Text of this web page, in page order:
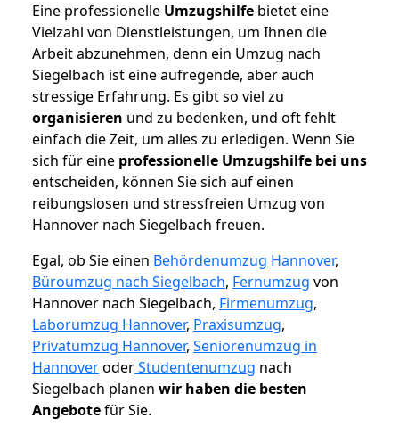
Eine professionelle Umzugshilfe bietet eine
Vielzahl von Dienstleistungen, um Ihnen die
Arbeit abzunehmen, denn ein Umzug nach
Siegelbach ist eine aufregende, aber auch
stressige Erfahrung. Es gibt so viel zu
organisieren und zu bedenken, und oft fehlt
einfach die Zeit, um alles zu erledigen. Wenn Sie
sich für eine professionelle Umzugshilfe bei uns
entscheiden, können Sie sich auf einen
reibungslosen und stressfreien Umzug von
Hannover nach Siegelbach freuen.
Egal, ob Sie einen Behördenumzug Hannover,
Büroumzug nach Siegelbach, Fernumzug von
Hannover nach Siegelbach, Firmenumzug,
Laborumzug Hannover, Praxisumzug,
Privatumzug Hannover, Seniorenumzug in
HannoveroderStudentenumzug nach
Siegelbach planen wir haben die besten
Angebotefür Sie.